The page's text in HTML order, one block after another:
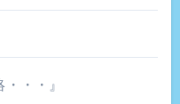
・・』